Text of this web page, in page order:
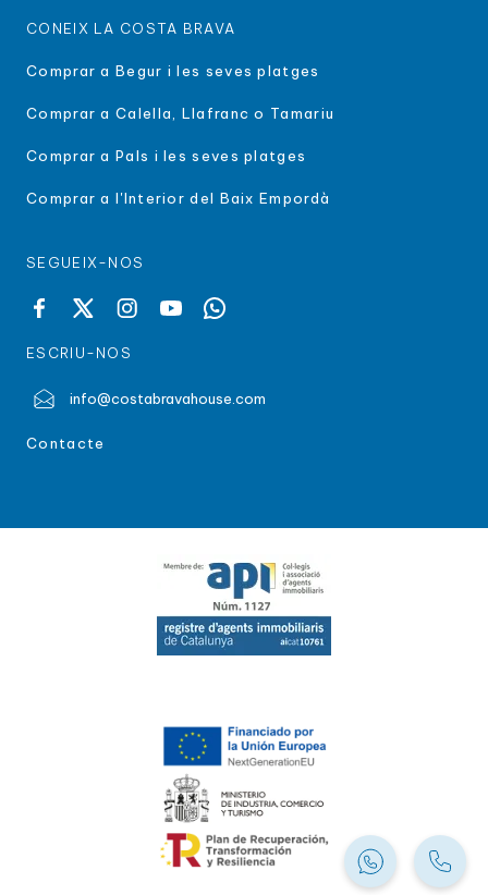
CONEIX LA COSTA BRAVA
Comprar a Begur i les seves platges
Comprar a Calella, Llafranc o Tamariu
Comprar a Pals i les seves platges
Comprar a l'Interior del Baix Empordà
SEGUEIX-NOS
ESCRIU-NOS
info@costabravahouse.com
Contacte